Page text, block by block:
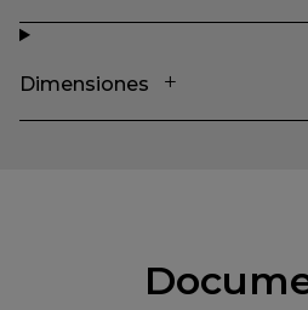
Dimensiones